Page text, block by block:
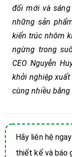
đổi mới và
những sản
kiến trúc nhôm
ngừng trong
CEO Nguyễn
khởi nghiệp xuất
cùng nhiều bằng
Hãy liên hệ
thiết kế và báo